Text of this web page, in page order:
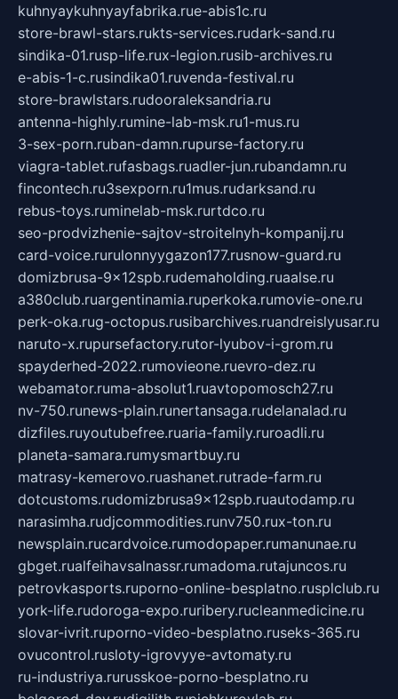
kuhnyaykuhnyayfabrika.rue-abis1c.ru
store-brawl-stars.rukts-services.rudark-sand.ru
sindika-01.rusp-life.rux-legion.rusib-archives.ru
e-abis-1-c.rusindika01.ruvenda-festival.ru
store-brawlstars.rudooraleksandria.ru
antenna-highly.rumine-lab-msk.ru1-mus.ru
3-sex-porn.ruban-damn.rupurse-factory.ru
viagra-tablet.rufasbags.ruadler-jun.rubandamn.ru
fincontech.ru3sexporn.ru1mus.rudarksand.ru
rebus-toys.ruminelab-msk.rurtdco.ru
seo-prodvizhenie-sajtov-stroitelnyh-kompanij.ru
card-voice.rurulonnyygazon177.rusnow-guard.ru
domizbrusa-9x12spb.rudemaholding.ruaalse.ru
a380club.ruargentinamia.ruperkoka.rumovie-one.ru
perk-oka.rug-octopus.rusibarchives.ruandreislyusar.ru
naruto-x.rupursefactory.rutor-lyubov-i-grom.ru
spayderhed-2022.rumovieone.ruevro-dez.ru
webamator.ruma-absolut1.ruavtopomosch27.ru
nv-750.runews-plain.runertansaga.rudelanalad.ru
dizfiles.ruyoutubefree.ruaria-family.ruroadli.ru
planeta-samara.rumysmartbuy.ru
matrasy-kemerovo.ruashanet.rutrade-farm.ru
dotcustoms.rudomizbrusa9x12spb.ruautodamp.ru
narasimha.rudjcommodities.runv750.rux-ton.ru
newsplain.rucardvoice.rumodopaper.rumanunae.ru
gbget.rualfeihavsalnassr.rumadoma.rutajuncos.ru
petrovkasports.ruporno-online-besplatno.rusplclub.ru
york-life.rudoroga-expo.ruribery.rucleanmedicine.ru
slovar-ivrit.ruporno-video-besplatno.ruseks-365.ru
ovucontrol.rusloty-igrovyye-avtomaty.ru
ru-industriya.rurusskoe-porno-besplatno.ru